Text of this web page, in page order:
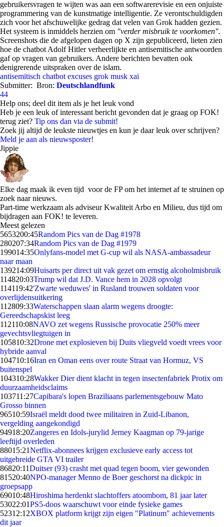
gebruikersvragen te wijten was aan een softwarerevisie en een onjuiste
programmering van de kunstmatige intelligentie. Ze verontschuldigden
zich voor het afschuwelijke gedrag dat velen van Grok hadden gezien.
Het systeem is inmiddels herzien om "verder misbruik te voorkomen".
Screenshots die de afgelopen dagen op X zijn gepubliceerd, lieten zien
hoe de chatbot Adolf Hitler verheerlijkte en antisemitische antwoorden
gaf op vragen van gebruikers. Andere berichten bevatten ook
denigrerende uitspraken over de islam.
antisemitisch chatbot excuses grok musk xai
Submitter: Bron: Deutschlandfunk
44
Help ons; deel dit item als je het leuk vond
Heb je een leuk of interessant bericht gevonden dat je graag op FOK!
terug ziet? Tip ons dan via de submit!
Zoek jij altijd de leukste nieuwtjes en kun je daar leuk over schrijven?
Meld je aan als nieuwsposter!
Jippie
Elke dag maak ik even tijd voor de FP om het internet af te struinen op
zoek naar nieuws.
Part-time werkzaam als adviseur Kwaliteit Arbo en Milieu, dus tijd om
bijdragen aan FOK! te leveren.
Meest gelezen
5653200:45Random Pics van de Dag #1978
280207:34Random Pics van de Dag #1979
199014:35Onlyfans-model met G-cup wil als NASA-ambassadeur
naar maan
139214:09Huisarts per direct uit vak gezet om ernstig alcoholmisbruik
114820:03Trump wil dat J.D. Vance hem in 2028 opvolgt
114119:42'Zwarte weduwes' in Rusland trouwen soldaten voor
overlijdensuitkering
112809:33Waterschappen slaan alarm wegens droogte:
Gereedschapskist leeg
112110:08NAVO zet wegens Russische provocatie 250% meer
gevechtsvliegtuigen in
105810:32Drone met explosieven bij Duits vliegveld voedt vrees voor
hybride aanval
104710:16Iran en Oman eens over route Straat van Hormuz, VS
buitenspel
104310:28Wakker Dier dient klacht in tegen insectenfabriek Protix om
duurzaamheidsclaims
103711:27Capibara's lopen Braziliaans parlementsgebouw Mato
Grosso binnen
96510:59Israël meldt dood twee militairen in Zuid-Libanon,
vergelding aangekondigd
94918:20Zangeres en Idols-jurylid Jerney Kaagman op 79-jarige
leeftijd overleden
88015:21Netflix-abonnees krijgen exclusieve early access tot
uitgebreide GTA VI trailer
86820:11Duitser (93) crasht met quad tegen boom, vier gewonden
81520:40NPO-manager Menno de Boer geschorst na dickpic in
groepsapp
69010:48Hiroshima herdenkt slachtoffers atoombom, 81 jaar later
53022:01PS5-doos waarschuwt voor einde fysieke games
52312:12XBOX platform krijgt zijn eigen "Platinum" achievements
dit jaar